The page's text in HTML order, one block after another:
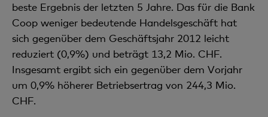
beste Ergebnis der letzten 5 Jahre. Das für die Bank
Coop weniger bedeutende Handelsgeschäft hat
sich gegenüber dem Geschäftsjahr 2012 leicht
reduziert (0,9%) und beträgt 13,2 Mio. CHF.
Insgesamt ergibt sich ein gegenüber dem Vorjahr
um 0,9% höherer Betriebsertrag von 244,3 Mio.
CHF.